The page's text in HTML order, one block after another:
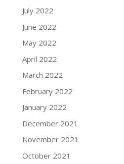
July 2022
June 2022
May 2022
April 2022
March 2022
February 2022
January 2022
December 2021
November 2021
October 2021